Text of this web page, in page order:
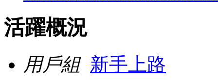
活躍概況
用戶組 新手上路